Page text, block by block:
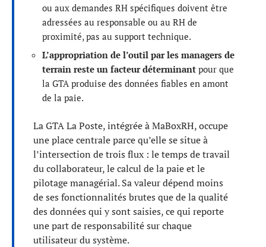
ou aux demandes RH spécifiques doivent être
adressées au responsable ou au RH de
proximité, pas au support technique.
L’appropriation de l’outil par les managers de
terrain reste un facteur déterminant pour que
la GTA produise des données fiables en amont
de la paie.
La GTA La Poste, intégrée à MaBoxRH, occupe
une place centrale parce qu’elle se situe à
l’intersection de trois flux : le temps de travail
du collaborateur, le calcul de la paie et le
pilotage managérial. Sa valeur dépend moins
de ses fonctionnalités brutes que de la qualité
des données qui y sont saisies, ce qui reporte
une part de responsabilité sur chaque
utilisateur du système.